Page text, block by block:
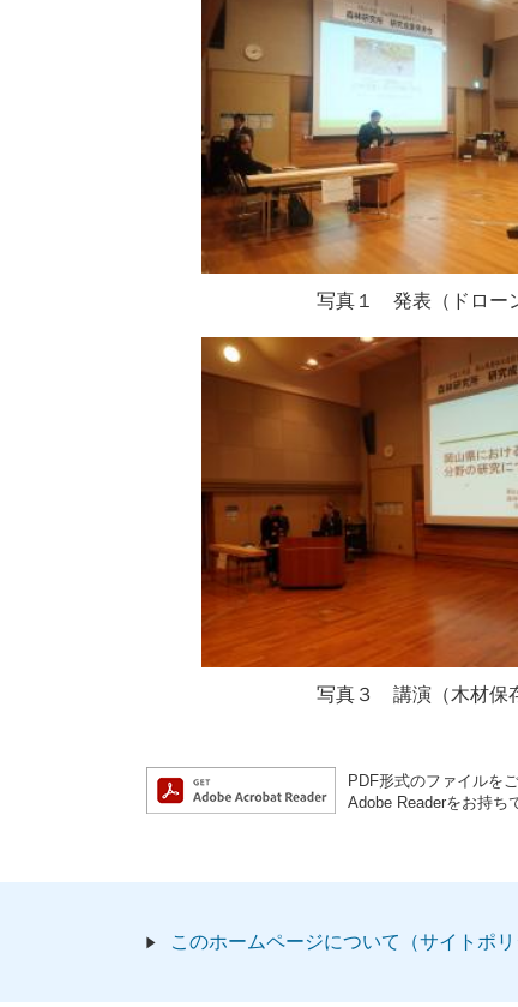
写真１ 発表（ドロー
写真３ 講演（木材保
PDF形式のファイルを
Adobe Readerをお持ち
このホームページについて（サイトポリ